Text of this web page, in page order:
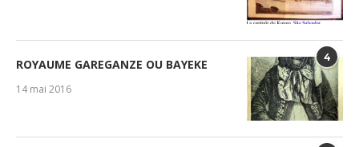
4
ROYAUME GAREGANZE OU BAYEKE
14 mai 2016